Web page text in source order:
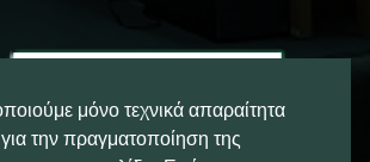
μόνο τεχνικά απαραίτητα
την πραγματοποίηση της